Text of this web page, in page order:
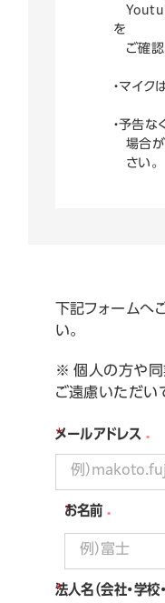
を
ご確認
・マイク
・予告
場合が
さい。
下記フォームへ
い。
※ 個人の方や同
ご遠慮いただい
*
メールアドレス
*
お名前
*
法人名（会社・学校